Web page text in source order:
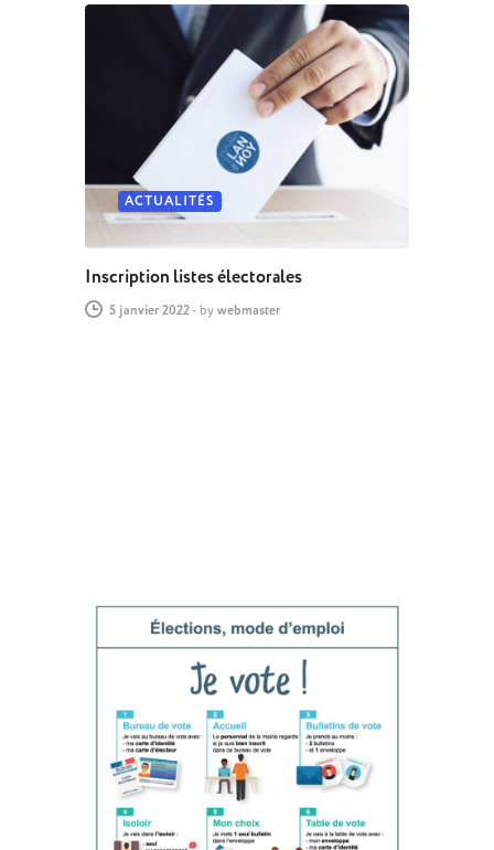
ACTUALITÉS
Inscription listes électorales
5 janvier 2022- by webmaster